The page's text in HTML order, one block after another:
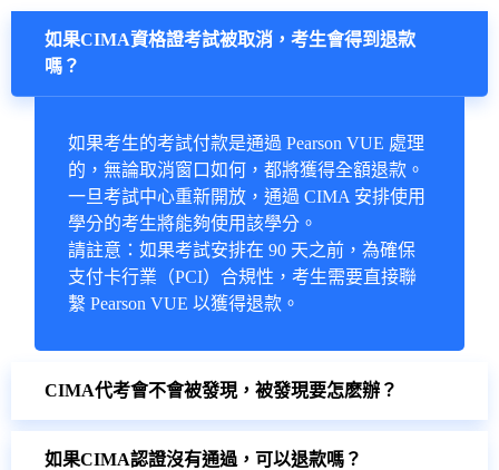
如果CIMA資格證考試被取消，考生會得到退款
嗎？
如果考生的考試付款是通過 Pearson VUE 處理
的，無論取消窗口如何，都將獲得全額退款。
一旦考試中心重新開放，通過 CIMA 安排使用
學分的考生將能夠使用該學分。
請註意：如果考試安排在 90 天之前，為確保
支付卡行業（PCI）合規性，考生需要直接聯
繫 Pearson VUE 以獲得退款。
CIMA代考會不會被發現，被發現要怎麽辦？
如果CIMA認證沒有通過，可以退款嗎？